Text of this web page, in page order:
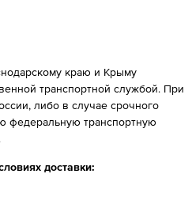
краю и Крыму
транспортной службой. При
либо в случае срочного
федеральную транспортную
доставки: